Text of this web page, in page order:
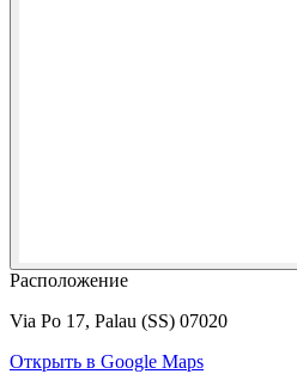
Расположение
Via Po 17, Palau (SS) 07020
Открыть в Google Maps